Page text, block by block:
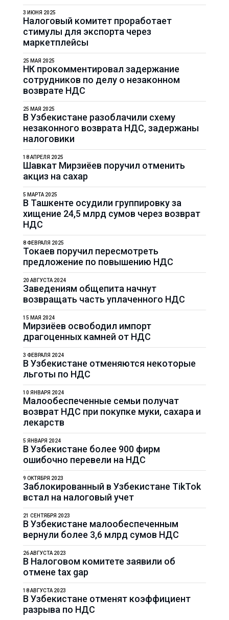
Налоговый комитет проработает
стимулы для экспорта через
маркетплейсы
3 ИЮНЯ 2025
НК прокомментировал задержание
сотрудников по делу о незаконном
возврате НДС
25 МАЯ 2025
В Узбекистане разоблачили схему
незаконного возврата НДС, задержаны
налоговики
25 МАЯ 2025
Шавкат Мирзиёев поручил отменить
акциз на сахар
18 АПРЕЛЯ 2025
В Ташкенте осудили группировку за
хищение 24,5 млрд сумов через возврат
НДС
5 МАРТА 2025
Токаев поручил пересмотреть
предложение по повышению НДС
8 ФЕВРАЛЯ 2025
Заведениям общепита начнут
возвращать часть уплаченного НДС
20 АВГУСТА 2024
Мирзиёев освободил импорт
драгоценных камней от НДС
15 МАЯ 2024
В Узбекистане отменяются некоторые
льготы по НДС
3 ФЕВРАЛЯ 2024
Малообеспеченные семьи получат
возврат НДС при покупке муки, сахара и
лекарств
10 ЯНВАРЯ 2024
В Узбекистане более 900 фирм
ошибочно перевели на НДС
5 ЯНВАРЯ 2024
Заблокированный в Узбекистане TikTok
встал на налоговый учет
9 ОКТЯБРЯ 2023
В Узбекистане малообеспеченным
вернули более 3,6 млрд сумов НДС
21 СЕНТЯБРЯ 2023
В Налоговом комитете заявили об
отмене tax gap
26 АВГУСТА 2023
В Узбекистане отменят коэффициент
разрыва по НДС
18 АВГУСТА 2023